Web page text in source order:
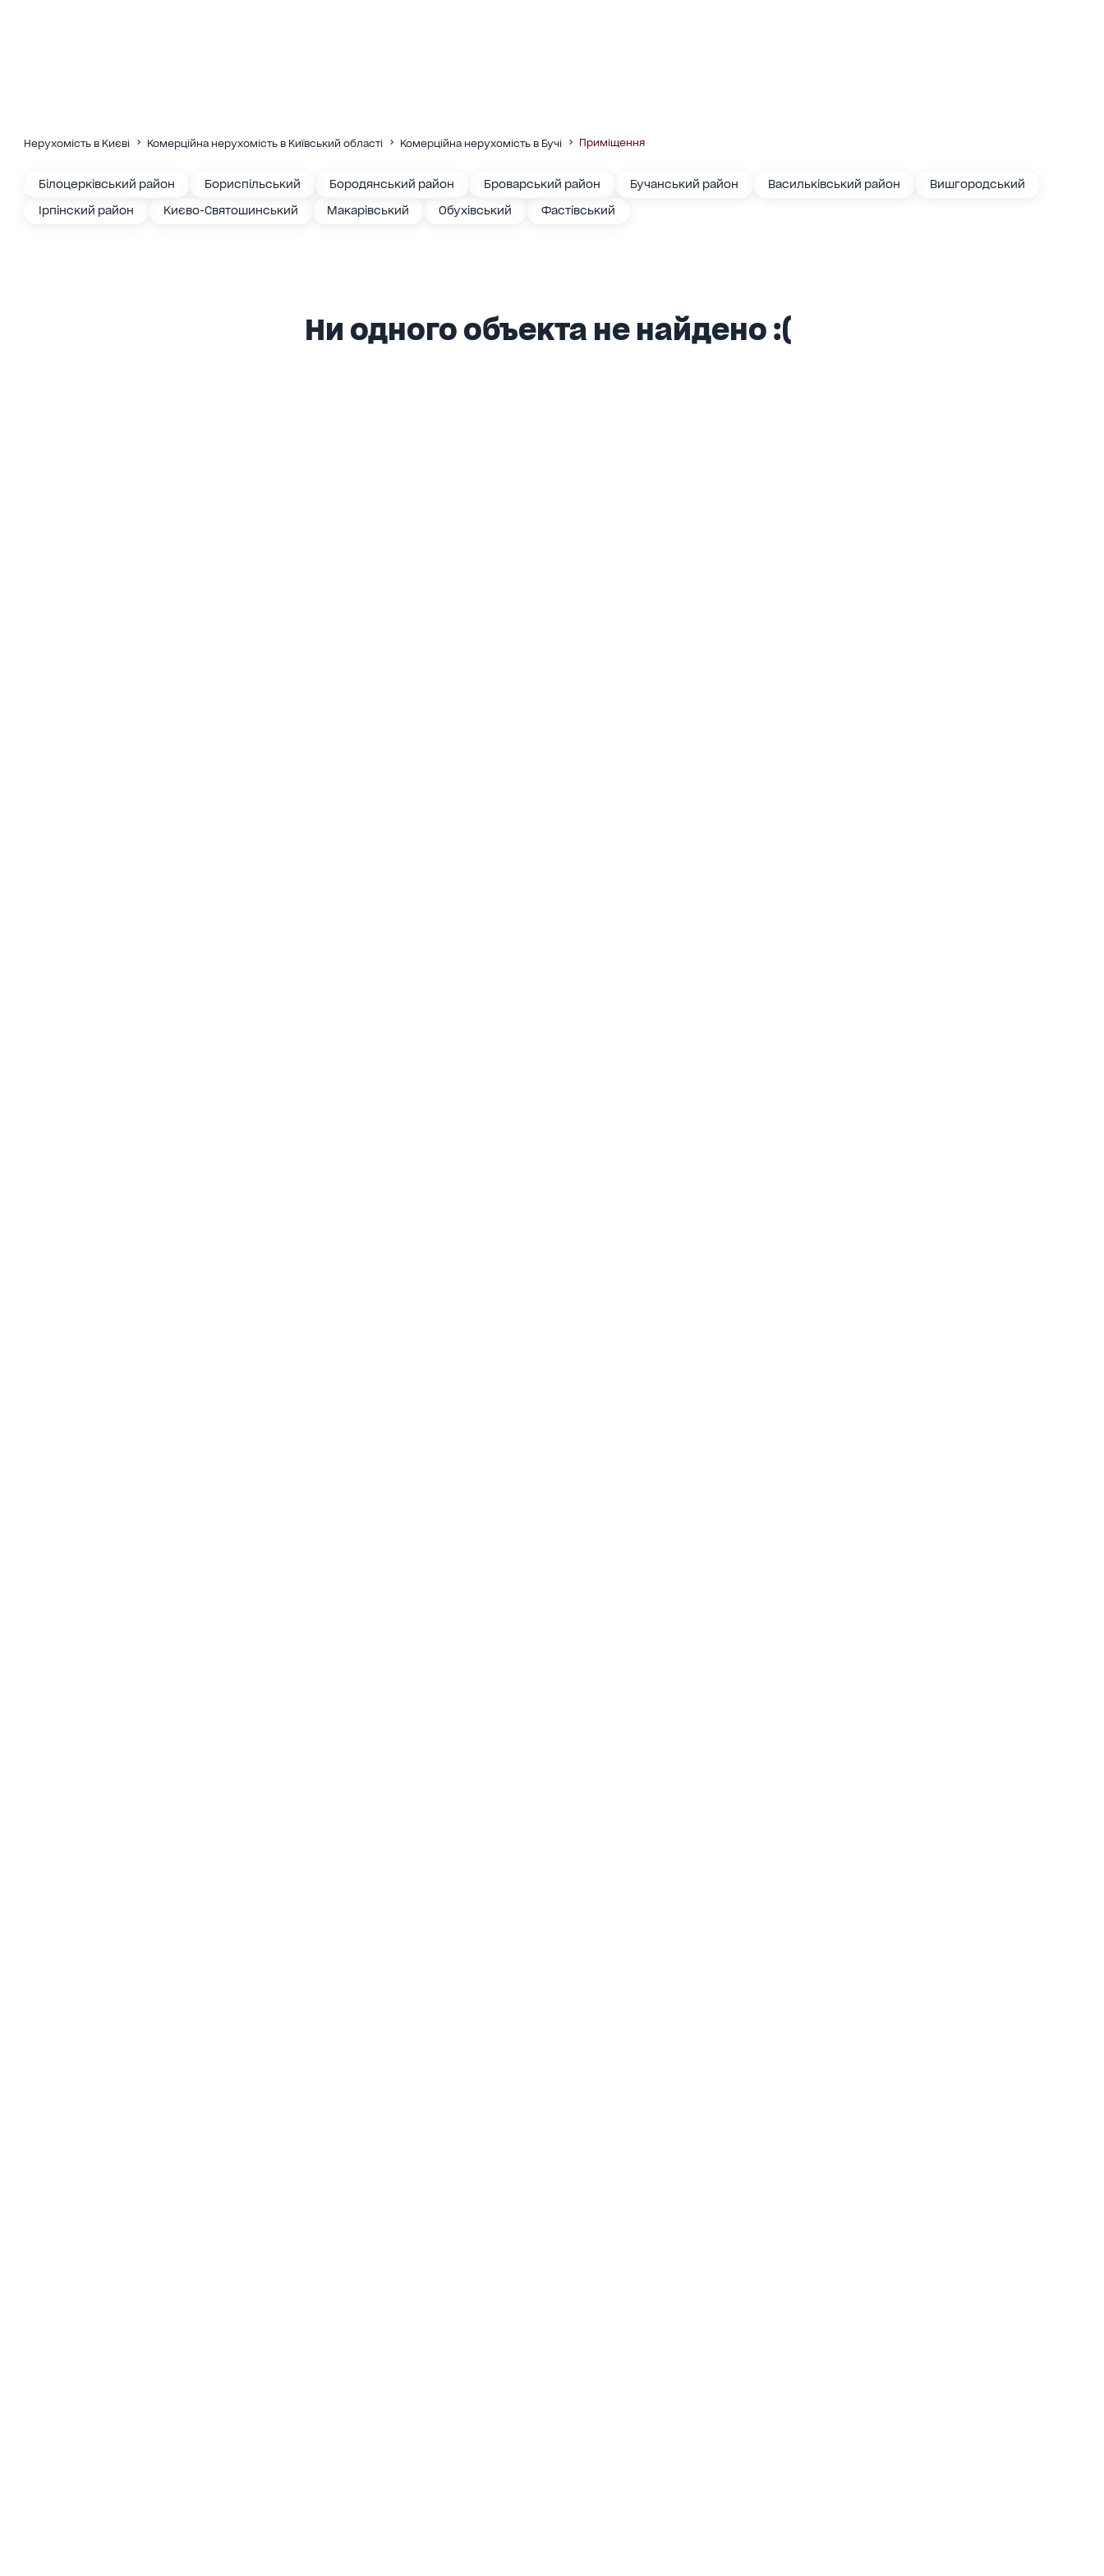
Нерухомість в Києві Комерційна нерухомість в Київський області Комерційна нерухомість в Бучі Приміщення
Білоцерківський район Бориспільський Бородянський район Броварський район Бучанський район Васильківський район
Вишгородський
Ірпінский район
Києво-Святошинський Макарівський Обухівський Фастівський
Ни одного объекта не найдено :(